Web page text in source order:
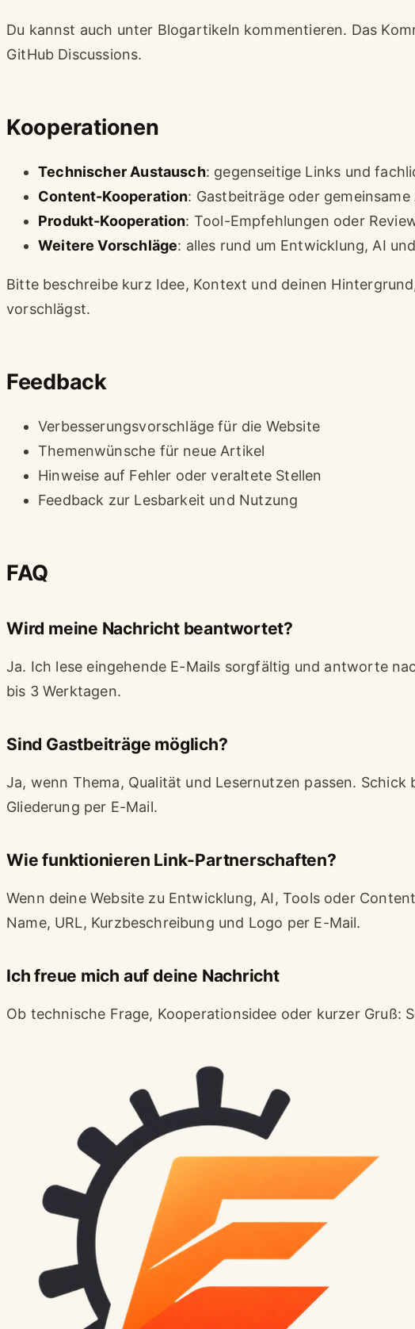
Du kannst auch unter Blogartikeln kommentieren. Das
GitHub Discussions.
Kooperationen
Technischer Austausch: gegenseitige Links und
Content-Kooperation: Gastbeiträge oder gemeinsame
Produkt-Kooperation: Tool-Empfehlungen oder
Weitere Vorschläge: alles rund um Entwicklung, AI
Bitte beschreibe kurz Idee, Kontext und deinen
vorschlägst.
Feedback
Verbesserungsvorschläge für die Website
Themenwünsche für neue Artikel
Hinweise auf Fehler oder veraltete Stellen
Feedback zur Lesbarkeit und Nutzung
FAQ
Wird meine Nachricht beantwortet?
Ja. Ich lese eingehende E-Mails sorgfältig und antworte
bis 3 Werktagen.
Sind Gastbeiträge möglich?
Ja, wenn Thema, Qualität und Lesernutzen passen.
Gliederung per E-Mail.
Wie funktionieren Link-Partnerschaften?
Wenn deine Website zu Entwicklung, AI, Tools oder
Name, URL, Kurzbeschreibung und Logo per E-Mail.
Ich freue mich auf deine Nachricht
Ob technische Frage, Kooperationsidee oder kurzer Gruß: